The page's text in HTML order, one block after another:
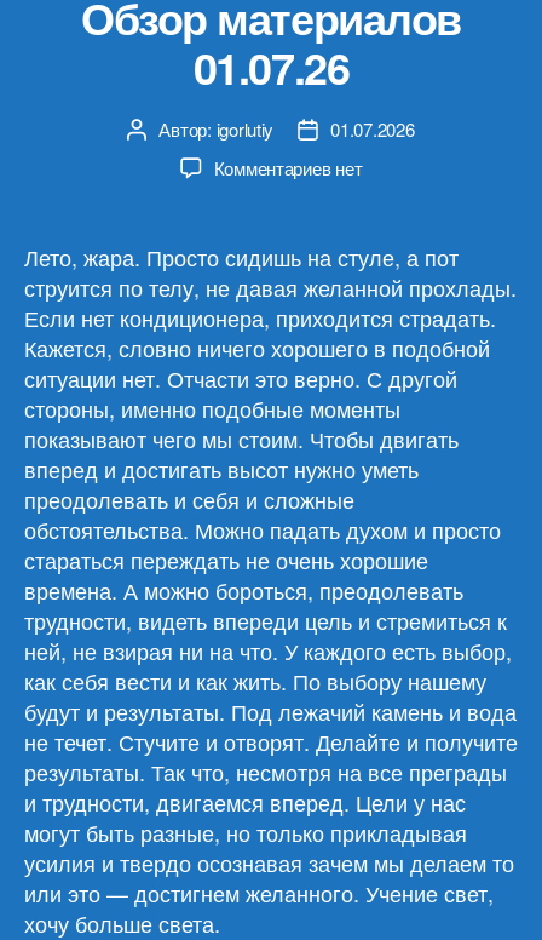
Обзор материалов
01.07.26
Автор
записи
Автор: igorlutiy
Дата01.07.2026
Комментариевк
01.07.26
нет
Лето, жара. Просто сидишь на стуле, а пот
струится по телу, не давая желанной прохлады.
Если нет кондиционера, приходится страдать.
Кажется, словно ничего хорошего в подобной
ситуации нет. Отчасти это верно. С другой
стороны, именно подобные моменты
показывают чего мы стоим. Чтобы двигать
вперед и достигать высот нужно уметь
преодолевать и себя и сложные
обстоятельства. Можно падать духом и просто
стараться переждать не очень хорошие
времена. А можно бороться, преодолевать
трудности, видеть впереди цель и стремиться к
ней, не взирая ни на что. У каждого есть выбор,
как себя вести и как жить. По выбору нашему
будут и результаты. Под лежачий камень и вода
не течет. Стучите и отворят. Делайте и получите
результаты. Так что, несмотря на все преграды
и трудности, двигаемся вперед. Цели у нас
могут быть разные, но только прикладывая
усилия и твердо осознавая зачем мы делаем то
или это — достигнем желанного. Учение свет,
хочу больше света.